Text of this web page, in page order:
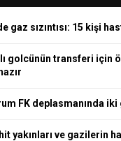
gaz sızıntısı: 15 kişi
golcünün transferi için
FK deplasmanında
yakınları ve gazilerin